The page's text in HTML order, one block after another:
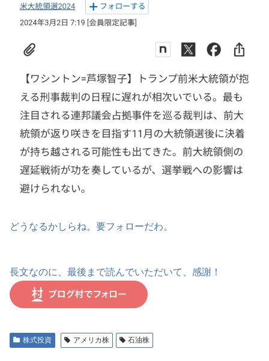
どうなるかしらね。要フォローだわ。
長文なのに、最後まで読んでいただいて、感謝！
株式投資 アメリカ株 石油株